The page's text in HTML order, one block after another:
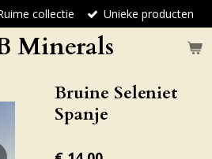
Minerals
collectie Unieke producten
Bruine Seleniet
Spanje